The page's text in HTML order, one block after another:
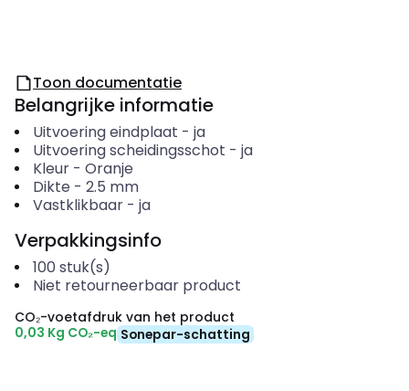
Toon documentatie
Belangrijke informatie
Uitvoering eindplaat - ja
Uitvoering scheidingsschot - ja
Kleur- Oranje
Dikte - 2.5 mm
Vastklikbaar- ja
Verpakkingsinfo
100 stuk(s)
Niet retourneerbaar product
CO₂-voetafdruk van het product
0,03 Kg CO₂-eq Sonepar-schatting